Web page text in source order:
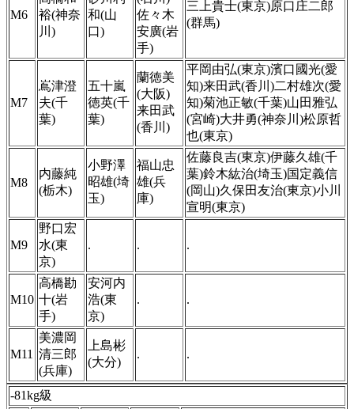
M6
裕(神奈
川)
和(山
口)
佐々木
安廣(岩
手)
三上貴士(東京)原口庄二郎
(群馬)
M7
嶌津澄
夫(千
葉)
五十嵐
徳英(千
葉)
蘭徳美
(大阪)
来田武
(香川)
平岡由弘(東京)濱口國光(愛
知)来田武(香川)二村雄次(愛
知)菊池正敏(千葉)山田雅弘
(宮崎)大井勇(神奈川)松原哲
也(東京)
M8
内藤純
(栃木)
小野澤
昭雄(埼
玉)
福山忠
雄(兵
庫)
佐藤良吉(東京)伊藤久雄(千
葉)鈴木紘治(埼玉)国定義信
(岡山)久保田友治(東京)小川
宣明(東京)
M9
野口宏
水(東
京)
. . .
M10
高橋勘
十(岩
手)
安河内
浩(東
京)
. .
M11
美濃岡
清三郎
(兵庫)
上島彬
(大分)
. .
-81kg級